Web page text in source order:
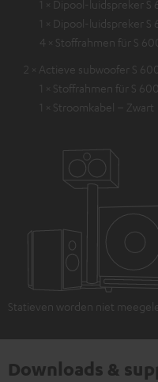
1 × Dipool-luidspreker
1 × Dipool-luidspreker
4 × Stoffrahmen für S
2 × Actieve subwoofer S
1 × Stoffrahmen für S
1 × Stroomkabel – Zwart
Statieven worden niet
Downloads &